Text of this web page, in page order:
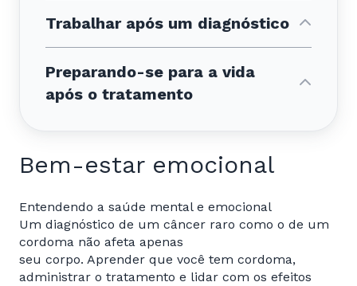
Trabalhar após um diagnóstico
Preparando-se para a vida
após o tratamento
Bem-estar emocional
Entendendo a saúde mental e emocional
Um diagnóstico de um câncer raro como o de um
cordoma não afeta apenas
seu corpo. Aprender que você tem cordoma,
administrar o tratamento e lidar com os efeitos